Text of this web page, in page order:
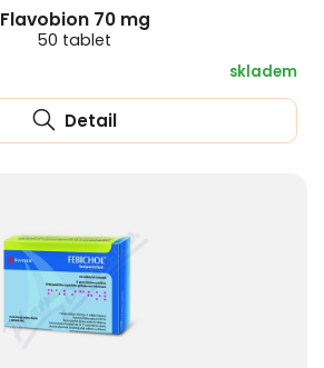
Flavobion 70 mg
50 tablet
skladem
Detail